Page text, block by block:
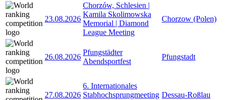
23.08.2026
Chorzów, Schlesien |
Kamila Skolimowska
Memorial | Diamond
League Meeting
Chorzow (Polen)
26.08.2026
Pfungstädter
Abendsportfest
Pfungstadt
27.08.2026
6. Internationales
Stabhochsprungmeeting Dessau-Roßlau